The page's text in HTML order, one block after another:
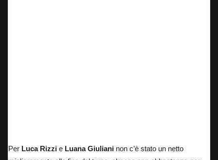
Per Luca Rizzi e Luana Giuliani non c’è stato un netto